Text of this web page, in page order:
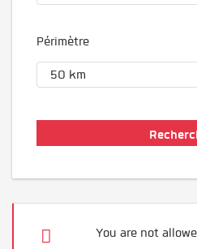
Périmètre
You are not